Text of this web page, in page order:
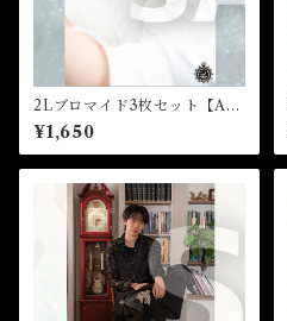
2Lブロマイド3枚セット【A】
（全4種）★芸能24周年記念イ
ベント
¥1,650